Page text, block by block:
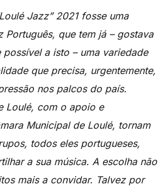
Jazz” 2021 fosse uma
Português, que tem já – gostava
a isto – uma variedade
que precisa, urgentemente,
nos palcos do país.
Loulé, com o apoio e
Municipal de Loulé, tornam
todos eles portugueses,
a sua música. A escolha não
mais a convidar. Talvez por